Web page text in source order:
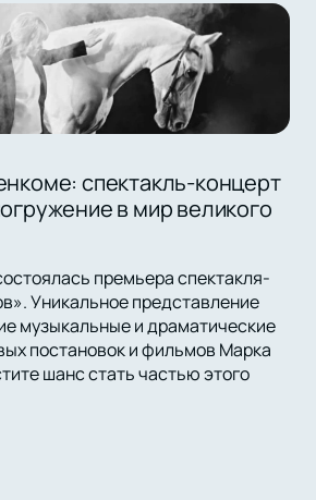
спектакль-концерт
в мир великого
премьера спектакля-
Уникальное представление
музыкальные и драматические
постановок и фильмов Марка
шанс стать частью этого